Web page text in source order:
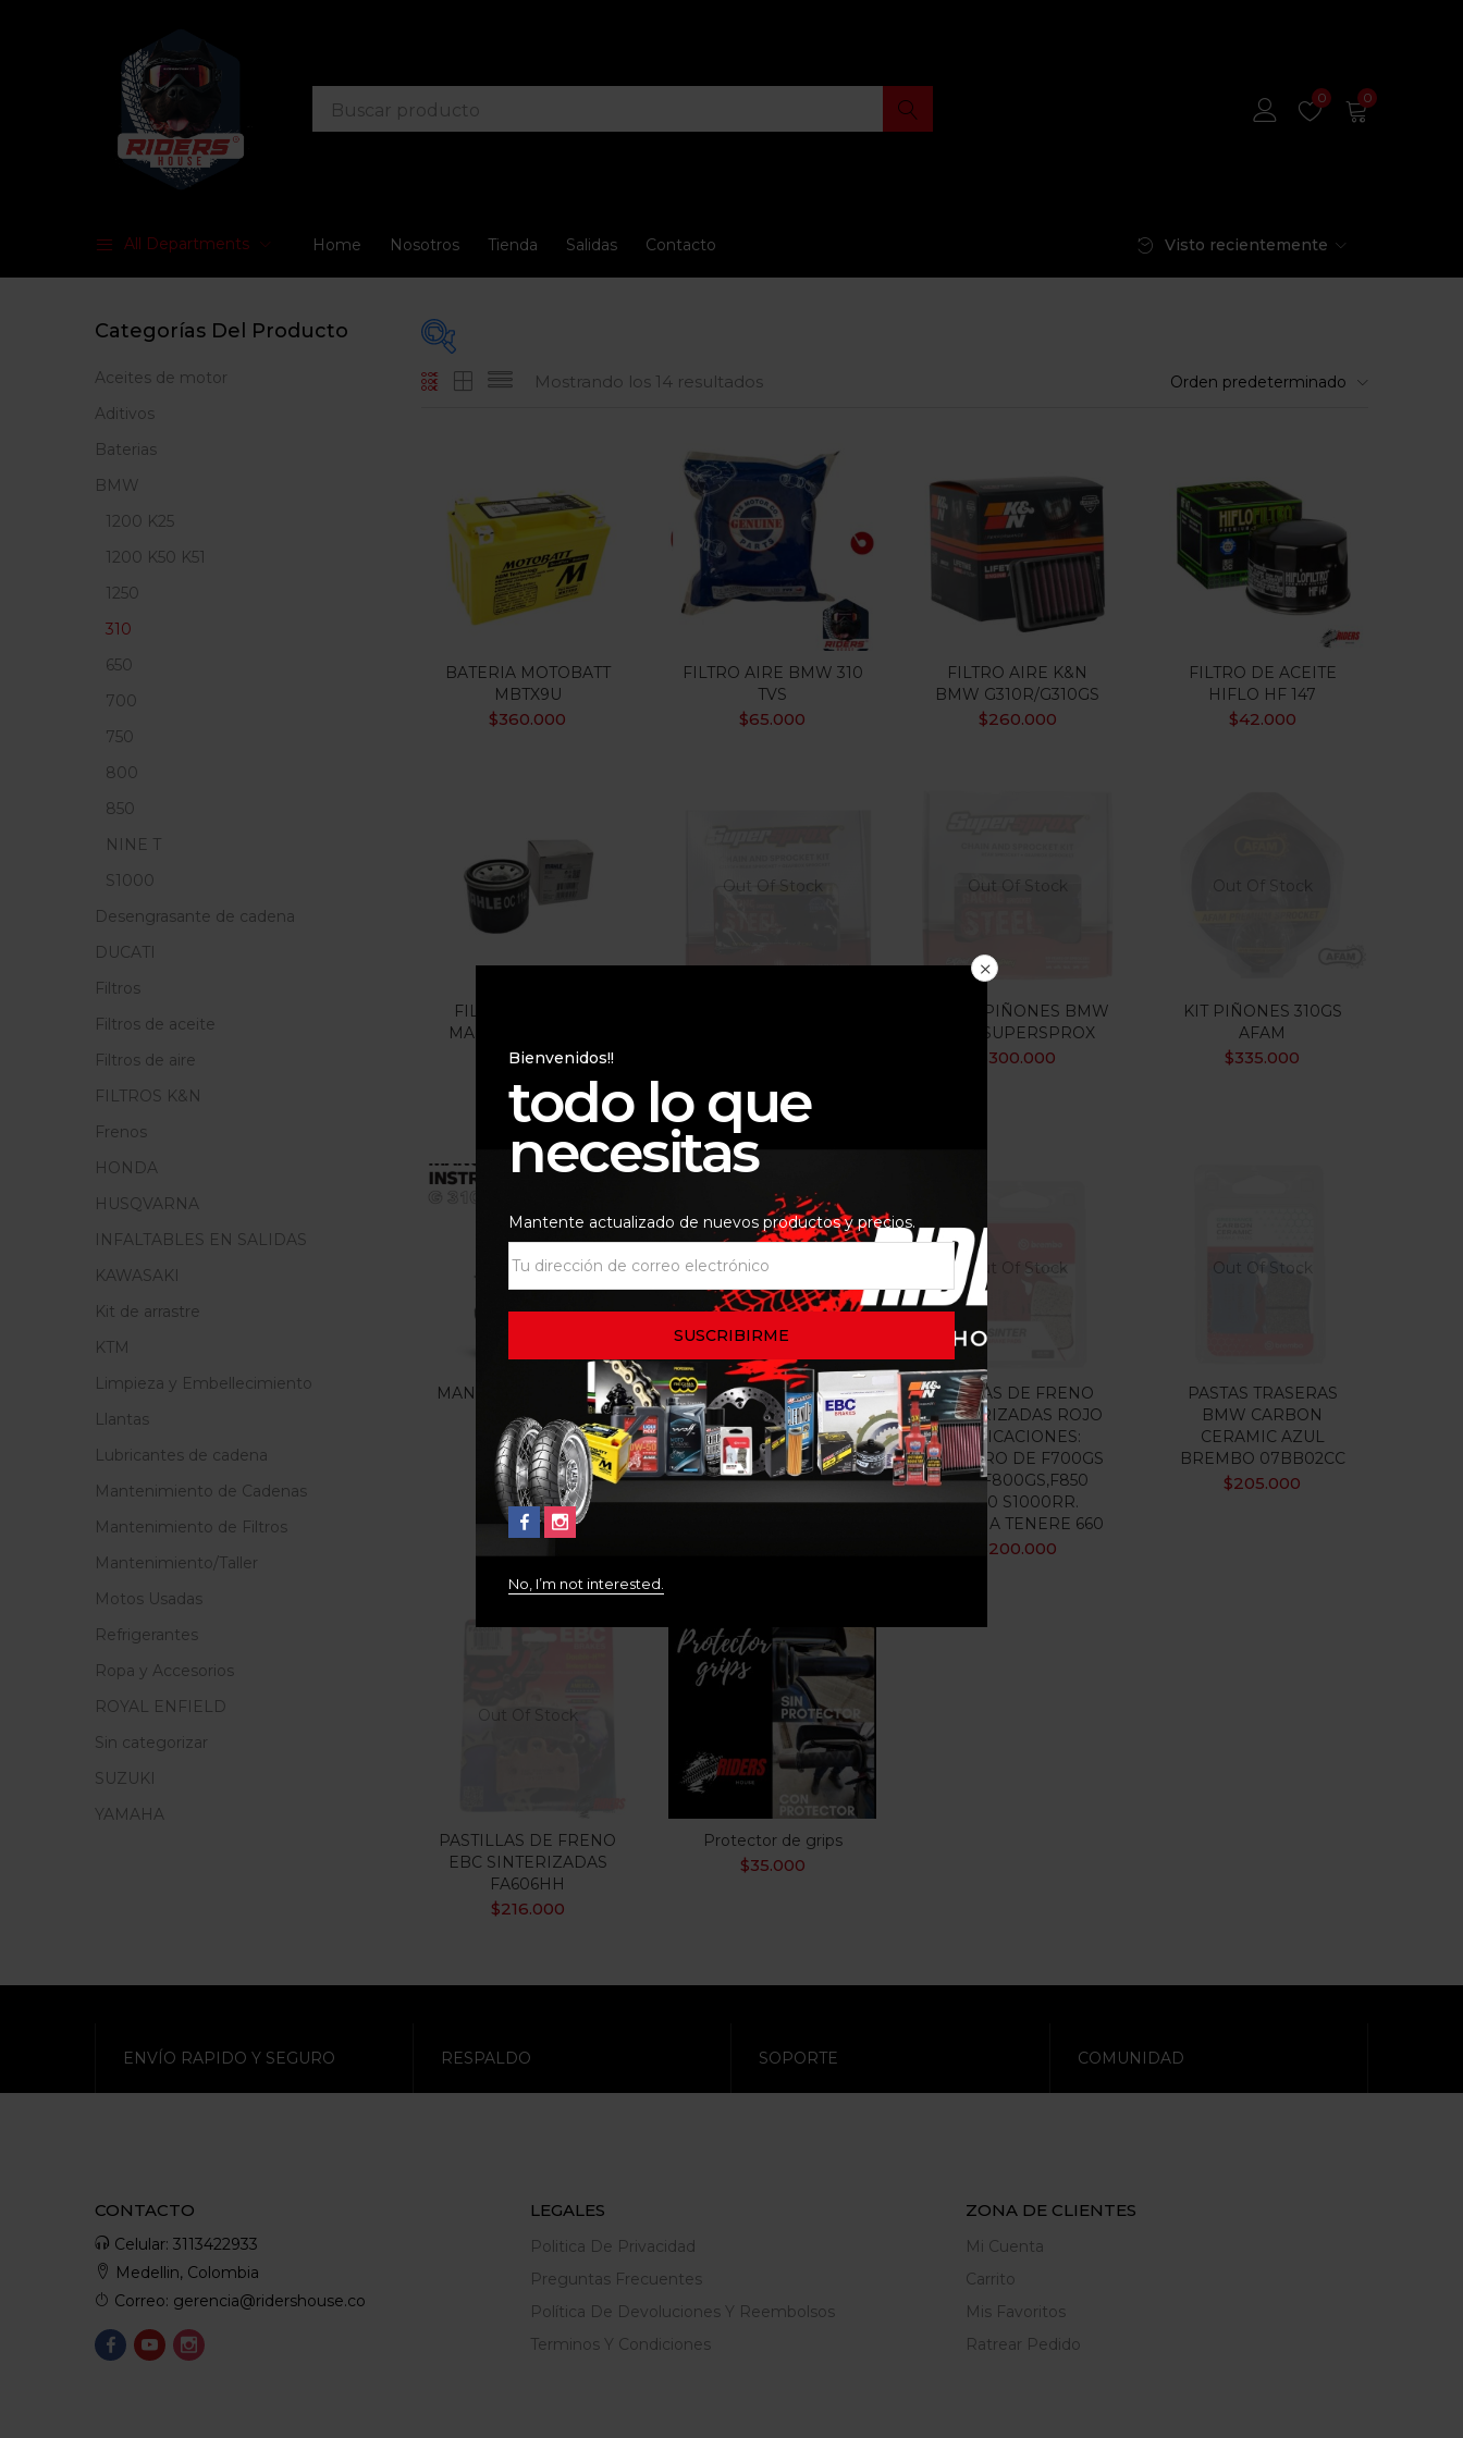
0 0
All Departments Home Nosotros Tienda Salidas Contacto Visto recientemente
FILTRO
Precio:$35.000—$650.000
En oferta(15)
Etiquetas
Mostrando los 14 resultados Orden predeterminado
BATERIA MOTOBATT
MBTX9U
$360.000
FILTRO AIRE BMW 310
TVS
$65.000
FILTRO AIRE K&N
BMW G310R/G310GS
$260.000
FILTRO DE ACEITE
HIFLO HF 147
$42.000
FILTRO DE ACEITE
MAHLE PARA BMW
310GS / R
Out Of Stock
650.000
Out Of Stock
KIT DE PIÑONES BMW
G310 SUPERSPROX
300.000
Out Of Stock
KIT PIÑONES 310GS
AFAM
$335.000
MANUAL DE SERVICIO
310
PASTA TRASERA BMW
1200 K50 K51 SBS
CERAMICA 674HF
$150.000
Out Of Stock
PASTAS DE FRENO
SINTERIZADAS ROJO
APLICACIONES:
TRASERO DE F700GS
750, F800GS,F850
C400 S1000RR.
YAMAHA TENERE 660
200.000
Out Of Stock
PASTAS TRASERAS
BMW CARBON
CERAMIC AZUL
BREMBO 07BB02CC
$205.000
Out Of Stock
PASTILLAS DE FRENO
EBC SINTERIZADAS
FA606HH
$216.000
Protector de grips
$35.000
Categorías Del Producto
Aceites de motor
Aditivos
Baterias
BMW
1200 K25
1200 K50 K51
1250
310
650
700
750
800
850
NINE T
S1000
Desengrasante de cadena
DUCATI
Filtros
Filtros de aceite
Filtros de aire
FILTROS K&N
Frenos
HONDA
HUSQVARNA
INFALTABLES EN SALIDAS
KAWASAKI
Kit de arrastre
KTM
Limpieza y Embellecimiento
Llantas
Lubricantes de cadena
Mantenimiento de Cadenas
Mantenimiento de Filtros
Mantenimiento/Taller
Motos Usadas
Refrigerantes
Ropa y Accesorios
ROYAL ENFIELD
Sin categorizar
SUZUKI
YAMAHA
Bienvenidos!!
todo lo que
necesitas
Mantente actualizado de nuevos productos y precios.
No, I’m not interested.
ENVÍO RAPIDO Y SEGURO RESPALDO SOPORTE COMUNIDAD
CONTACTO
Celular: 3113422933
Medellin, Colombia
Correo: gerencia@ridershouse.co
LEGALES
Politica De Privacidad
Preguntas Frecuentes
Política De Devoluciones Y Reembolsos
Terminos Y Condiciones
ZONA DE CLIENTES
Mi Cuenta
Carrito
Mis Favoritos
Ratrear Pedido